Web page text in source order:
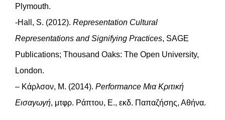
Plymouth.
-Hall, S. (2012). Representation Cultural
Representations and Signifying Practices, SAGE
Publications; Thousand Oaks: The Open University,
London.
– Κάρλσον, Μ. (2014). Performance Μια Κριτική
Εισαγωγή, μτφρ. Ράπτου, Ε., εκδ. Παπαζήσης, Αθήνα.